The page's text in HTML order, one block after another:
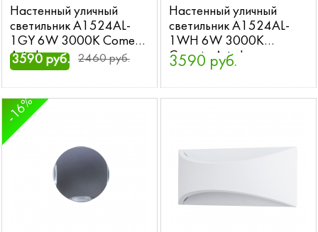
Настенный уличный
светильник A1524AL-
1GY 6W 3000K Cometa
Arte Lamp
3590 руб. 2460 руб.
Настенный уличный
светильник A1524AL-
1WH 6W 3000K
Cometa Arte Lamp
3590 руб.
-16%